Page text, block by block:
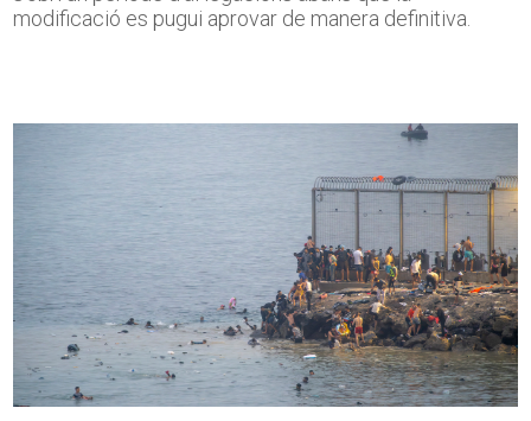
modificació es pugui aprovar de manera definitiva.